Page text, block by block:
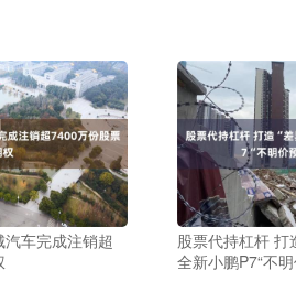
车完成注销超
股票代持杠杆 打
全新小鹏P7“不